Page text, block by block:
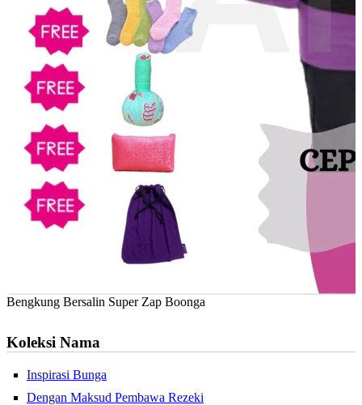
Bengkung Bersalin Super Zap Boonga
Koleksi Nama
Inspirasi Bunga
Dengan Maksud Pembawa Rezeki